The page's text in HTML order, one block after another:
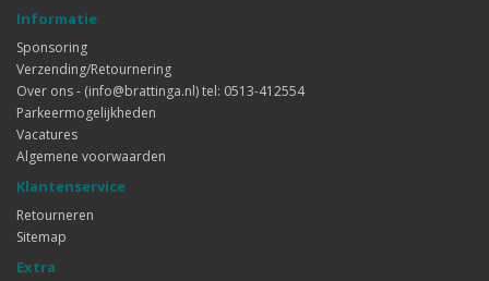
Informatie
Sponsoring
Verzending/Retournering
Over ons - (info@brattinga.nl) tel: 0513-412554
Parkeermogelijkheden
Vacatures
Algemene voorwaarden
Klantenservice
Retourneren
Sitemap
Extra